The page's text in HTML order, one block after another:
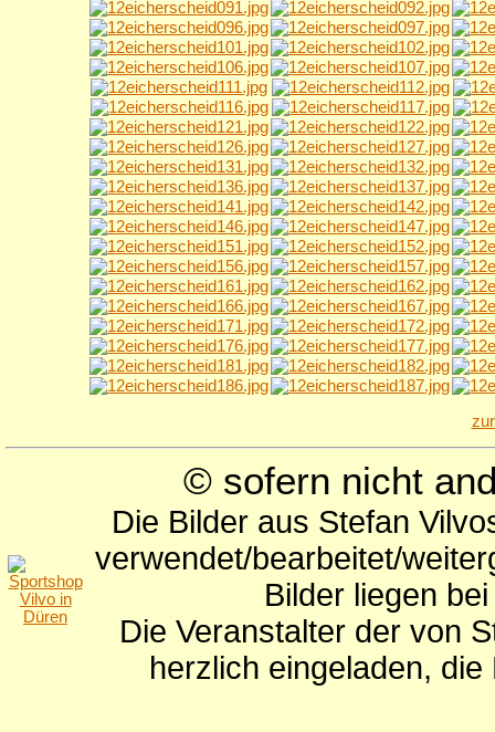
© sofern nicht
Die Bilder aus Stefan
verwendet/bearbeitet/
Bilder liegen
Die Veranstalter der von
herzlich eingeladen,